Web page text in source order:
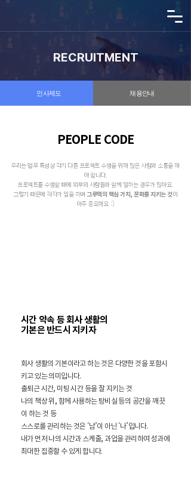
RECRUITMENT
인사제도 채용안내
PEOPLE CODE
우리는 업무 특성상 각기 다른 프로젝트 수행을 위해 많은 사람과 소통을 해
야 합니다.
프로젝트를 수행할 때에 외부의 사람들과 함께 일하는 경우가 많아요.
그렇기 때문에 각자가 일을 하며 그루텍의 핵심 가치, 문화를 지키는 것이
아주 중요해요 :)
시간 약속 등 회사 생활의
기본은 반드시 지키자
회사 생활의 기본이라고 하는 것은 다양한 것을 포함시
키고 있는 의미입니다.
출퇴근 시간, 미팅 시간 등을 잘 지키는 것
나의 책상 위, 함께 사용하는 탕비실 등의 공간을 깨끗
이 하는 것 등
스스로를 관리하는 것은 ‘남’이 아닌 ‘나’입니다.
내가 먼저 나의 시간과 스케줄, 과업을 관리하여 성과에
최대한 집중할 수 있게 합니다.